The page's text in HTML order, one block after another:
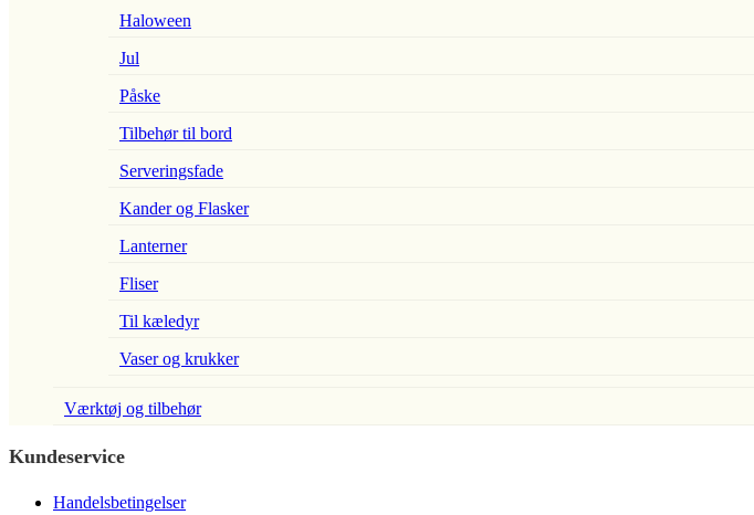
Haloween
Jul
Påske
Tilbehør til bord
Serveringsfade
Kander og Flasker
Lanterner
Fliser
Til kæledyr
Vaser og krukker
Værktøj og tilbehør
Kundeservice
Handelsbetingelser